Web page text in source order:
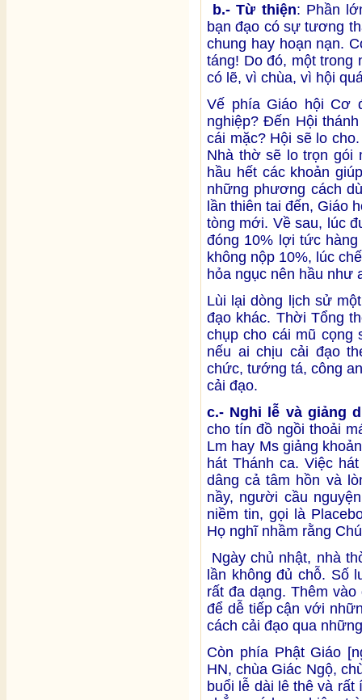
b.- Từ thiện: Phần
bạn đạo có sự tương
chung hay hoạn nạn.
táng! Do đó, một trong
có lẽ, vì chùa, vì hội
Vế phía Giáo hội Cơ
nghiệp? Đến Hội
cái mặc? Hội sẽ lo
Nhà thờ sẽ lo trọn gói
hầu hết các khoản
những phương cách
lần thiên tai đến, Giáo
tòng mới. Về sau, lúc
đóng 10% lợi tức
không nộp 10%, lúc
hỏa ngục nên hầu như
Lùi lại dòng lịch sử
đạo khác. Thời Tổng
chụp cho cái mũ cọng
nếu ai chịu cải đạo
chức, tướng tá, công
cải đạo.
c.- Nghi lễ và giảng
cho tín đồ ngồi thoải
Lm hay Ms giảng
hát Thánh ca. Việc
dâng cả tâm hồn và
nầy, người cầu
niềm tin, gọi là
Họ nghĩ nhầm rằng
Ngày chủ nhật, nhà
lần không đủ chỗ. Số
rất đa dạng. Thêm
để dễ tiếp cận với
cách cải đạo qua
Còn phía Phật Giáo
HN, chùa Giác Ngộ,
buổi lễ dài lê thê và